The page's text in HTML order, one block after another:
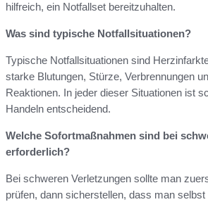
hilfreich, ein Notfallset bereitzuhalten.
Was sind typische Notfallsituationen?
Typische Notfallsituationen sind
starke Blutungen, Stürze, Verbrennungen
Reaktionen. In jeder dieser Situationen ist
Handeln entscheidend.
Welche Sofortmaßnahmen sind bei
erforderlich?
Bei schweren Verletzungen sollte man
prüfen, dann sicherstellen, dass man